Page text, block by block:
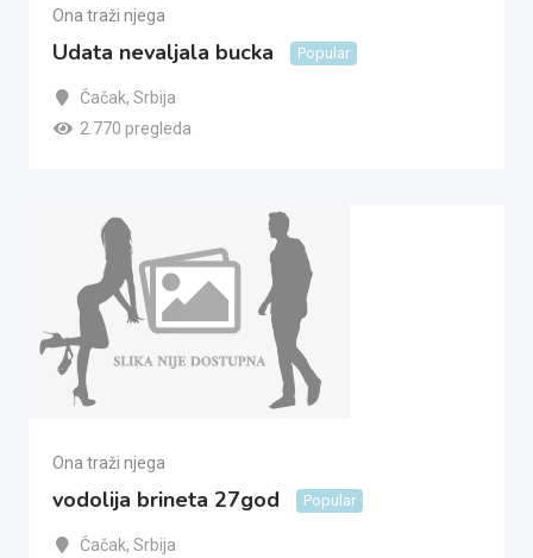
Ona traži njega
Udata nevaljala bucka Popular
Čačak, Srbija
2.770 pregleda
Ona traži njega
vodolija brineta 27god Popular
Čačak, Srbija